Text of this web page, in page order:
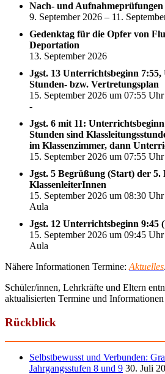
Nach- und
9. September 2026 – 11.
Gedenktag für die Opfer von
Deportation
13. September 2026
Jgst. 13 Unterrichtsbeginn
Stunden- bzw. Vertretungsplan
15. September 2026 um 07:55
-
Jgst. 6 mit 11:
Stunden sind
im Klassenzimmer, dann
15. September 2026 um 07:55
Jgst. 5 Begrüßung (Start) der 5.
KlassenleiterInnen
15. September 2026 um 08:30
Aula
Jgst. 12 Unterrichtsbeginn 9:45
15. September 2026 um 09:45
Aula
Nähere Informationen Termine: Aktuelles.
Schüler/innen, Lehrkräfte und Eltern
aktualisierten Termine und Informationen
Rückblick
Selbstbewusst und Verbunden:
Jahrgangsstufen 8 und 9 30. Juli